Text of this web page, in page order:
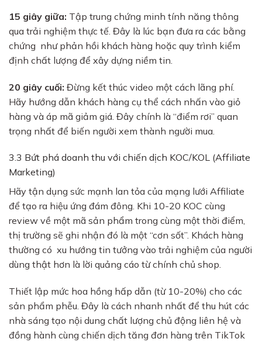
15 giây giữa: Tập trung chứng minh tính năng thông
qua trải nghiệm thực tế. Đây là lúc bạn đưa ra các bằng
chứng như phản hồi khách hàng hoặc quy trình kiểm
định chất lượng để xây dựng niềm tin.
20 giây cuối: Đừng kết thúc video một cách lãng phí.
Hãy hướng dẫn khách hàng cụ thể cách nhấn vào giỏ
hàng và áp mã giảm giá. Đây chính là “điểm rơi” quan
trọng nhất để biến người xem thành người mua.
3.3 Bứt phá doanh thu với chiến dịch KOC/KOL (Affiliate
Marketing)
Hãy tận dụng sức mạnh lan tỏa của mạng lưới Affiliate
để tạo ra hiệu ứng đám đông. Khi 10-20 KOC cùng
review về một mã sản phẩm trong cùng một thời điểm,
thị trường sẽ ghi nhận đó là một “cơn sốt”. Khách hàng
thường có xu hướng tin tưởng vào trải nghiệm của người
dùng thật hơn là lời quảng cáo từ chính chủ shop.
Thiết lập mức hoa hồng hấp dẫn (từ 10-20%) cho các
sản phẩm phễu. Đây là cách nhanh nhất để thu hút các
nhà sáng tạo nội dung chất lượng chủ động liên hệ và
đồng hành cùng chiến dịch tăng đơn hàng trên TikTok